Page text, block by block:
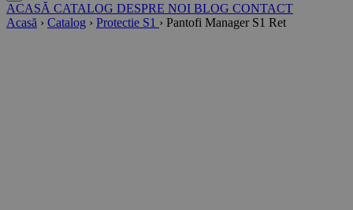
ACASĂ CATALOG DESPRE NOI BLOG CONTACT
Acasă › Catalog › Protectie S1 › Pantofi Manager S1 Ret